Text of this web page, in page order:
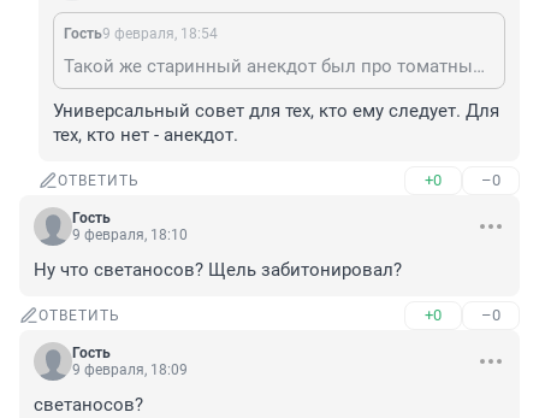
Гость9 февраля, 18:54
Такой же старинный анекдот был про томатный сок, и как не забеременеть.
Универсальный совет для тех, кто ему следует. Для
тех, кто нет - анекдот.
ОТВЕТИТЬ +0 –0
Гость
9 февраля, 18:10
Ну что светаносов? Щель забитонировал?
ОТВЕТИТЬ +0 –0
Гость
9 февраля, 18:09
светаносов?